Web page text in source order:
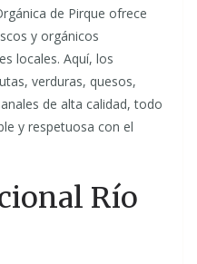
de Pirque ofrece
y orgánicos
locales. Aquí, los
verduras, quesos,
de alta calidad, todo
y respetuosa con el
Río